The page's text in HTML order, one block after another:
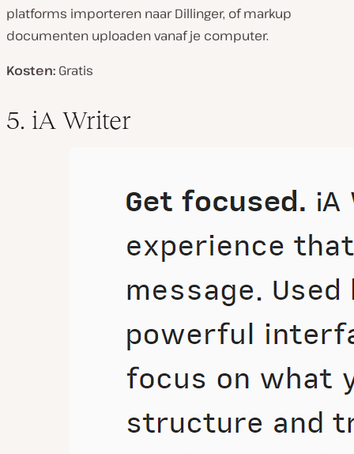
platforms importeren naar Dillinger, of markup
documenten uploaden vanaf je computer.
Kosten: Gratis
5. iA Writer